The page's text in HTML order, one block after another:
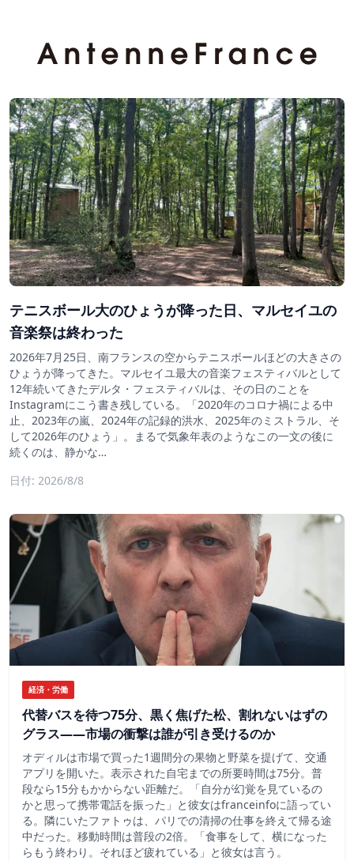
テニスボール大のひょうが降った日、マルセイユの
音楽祭は終わった
2026年7月25日、南フランスの空からテニスボールほどの大きさの
ひょうが降ってきた。マルセイユ最大の音楽フェスティバルとして
12年続いてきたデルタ・フェスティバルは、その日のことを
Instagramにこう書き残している。「2020年のコロナ禍による中
止、2023年の嵐、2024年の記録的洪水、2025年のミストラル、そ
して2026年のひょう」。まるで気象年表のようなこの一文の後に
続くのは、静かな…
日付: 2026/8/8
経済・労働
代替バスを待つ75分、黒く焦げた松、割れないはずの
グラス——市場の衝撃は誰が引き受けるのか
オディルは市場で買った1週間分の果物と野菜を提げて、交通
アプリを開いた。表示された自宅までの所要時間は75分。普
段なら15分もかからない距離だ。「自分が幻覚を見ているの
かと思って携帯電話を振った」と彼女はfranceinfoに語ってい
る。隣にいたファトゥは、パリでの清掃の仕事を終えて帰る途
中だった。移動時間は普段の2倍。「食事をして、横になった
らもう終わり。それほど疲れている」と彼女は言う。